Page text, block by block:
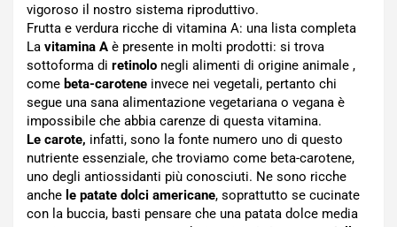
vigoroso il nostro sistema riproduttivo.
Frutta e verdura ricche di vitamina A: una lista completa
La vitamina A è presente in molti prodotti: si trova
sottoforma di retinolo negli alimenti di origine animale ,
come beta-carotene invece nei vegetali, pertanto chi
segue una sana alimentazione vegetariana o vegana è
impossibile che abbia carenze di questa vitamina.
Le carote, infatti, sono la fonte numero uno di questo
nutriente essenziale, che troviamo come beta-carotene,
uno degli antiossidanti più conosciuti. Ne sono ricche
anche le patate dolci americane, soprattutto se cucinate
con la buccia, basti pensare che una patata dolce media